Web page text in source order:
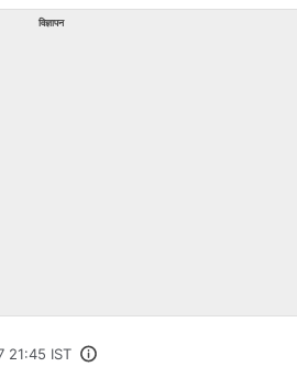
विज्ञापन
21:45 IST